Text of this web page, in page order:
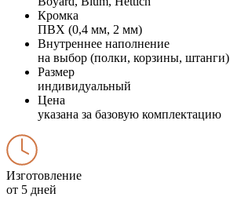
Кромка
ПВХ (0,4 мм, 2 мм)
Внутреннее наполнение
на выбор (полки, корзины, штанги)
Размер
индивидуальный
Цена
указана за базовую комплектацию
Изготовление
от 5 дней